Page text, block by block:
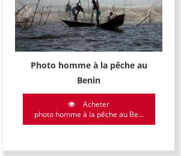
Photo homme à la pêche au
Benin
Acheter
photo homme à la pêche au Be...